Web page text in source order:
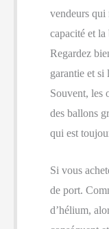
vendeurs qui
capacité et
Regardez
garantie et
Souvent, les
des ballons
qui est
Si vous
de port.
d’hélium,